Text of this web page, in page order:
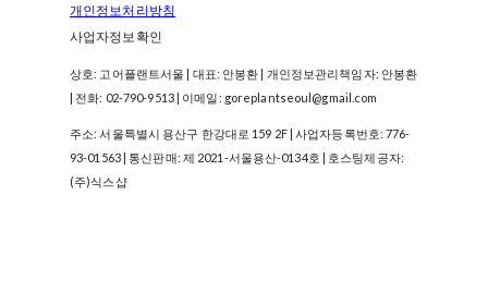
개인정보처리방침
사업자정보확인
상호: 고어플랜트서울 | 대표: 안봉환 | 개인정보관리책임자: 안봉환
| 전화: 02-790-9513 | 이메일: goreplantseoul@gmail.com
주소: 서울특별시 용산구 한강대로 159 2F | 사업자등록번호:776-
93-01563| 통신판매: 제 2021-서울용산-0134호 | 호스팅제공자:
(주)식스샵